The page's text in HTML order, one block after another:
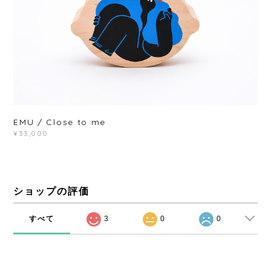
EMU / Close to me
¥33,000
ショップの評価
すべて 3 0 0